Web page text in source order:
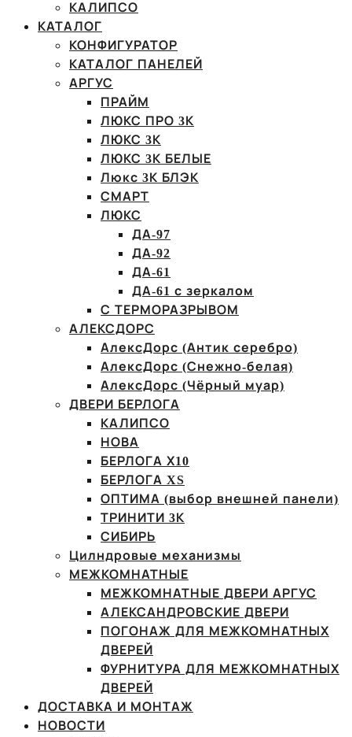
КАЛИПСО
КАТАЛОГ
КОНФИГУРАТОР
КАТАЛОГ ПАНЕЛЕЙ
АРГУС
ПРАЙМ
ЛЮКС ПРО 3К
ЛЮКС 3К
ЛЮКС 3К БЕЛЫЕ
Люкс 3К БЛЭК
СМАРТ
ЛЮКС
ДА-97
ДА-92
ДА-61
ДА-61 с зеркалом
С ТЕРМОРАЗРЫВОМ
АЛЕКСДОРС
АлексДорс (Антик серебро)
АлексДорс (Снежно-белая)
АлексДорс (Чёрный муар)
ДВЕРИ БЕРЛОГА
КАЛИПСО
НОВА
БЕРЛОГА Х10
БЕРЛОГА XS
ОПТИМА (выбор внешней панели)
ТРИНИТИ 3К
СИБИРЬ
Цилндровые механизмы
МЕЖКОМНАТНЫЕ
МЕЖКОМНАТНЫЕ ДВЕРИ АРГУС
АЛЕКСАНДРОВСКИЕ ДВЕРИ
ПОГОНАЖ ДЛЯ МЕЖКОМНАТНЫХ
ДВЕРЕЙ
ФУРНИТУРА ДЛЯ МЕЖКОМНАТНЫХ
ДВЕРЕЙ
ДОСТАВКА И МОНТАЖ
НОВОСТИ